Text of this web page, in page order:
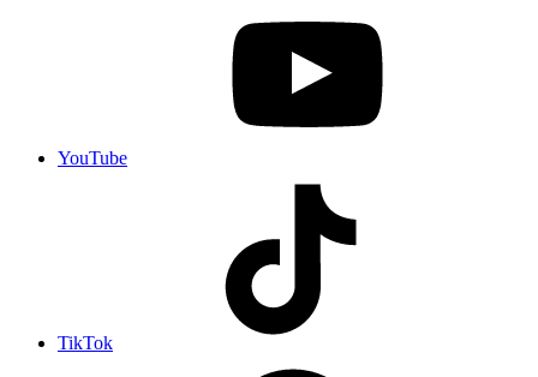
YouTube
TikTok